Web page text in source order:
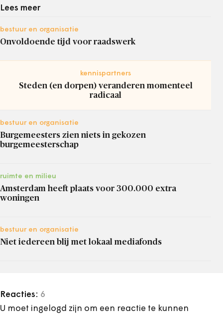
Lees meer
bestuur en organisatie
Onvoldoende tijd voor raadswerk
kennispartners
Steden (en dorpen) veranderen momenteel
radicaal
bestuur en organisatie
Burgemeesters zien niets in gekozen
burgemeesterschap
ruimte en milieu
Amsterdam heeft plaats voor 300.000 extra
woningen
bestuur en organisatie
Niet iedereen blij met lokaal mediafonds
Reacties: 6
U moet ingelogd zijn om een reactie te kunnen